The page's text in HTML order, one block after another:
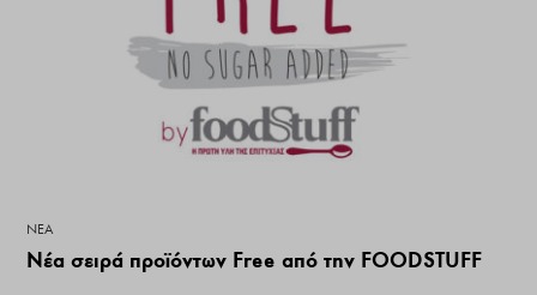
ΝΕΑ
Νέα σειρά προϊόντων Free από την FOODSTUFF